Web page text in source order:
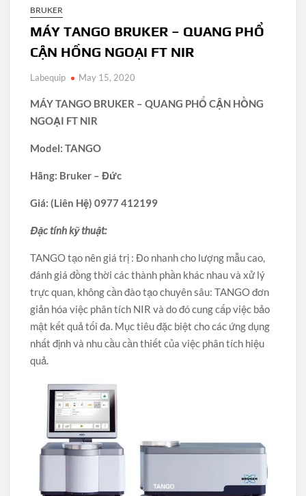
BRUKER
MÁY TANGO BRUKER – QUANG PHỔ
CẬN HỒNG NGOẠI FT NIR
Labequip May 15, 2020
MÁY TANGO BRUKER – QUANG PHỔ CẬN HỒNG
NGOẠI FT NIR
Model: TANGO
Hãng: Bruker – Đức
Giá: (Liên Hệ) 0977 412199
Đặc tính kỹ thuật:
TANGO tạo nên giá trị : Đo nhanh cho lượng mẫu cao,
đánh giá đồng thời các thành phần khác nhau và xử lý
trực quan, không cần đào tạo chuyên sâu: TANGO đơn
giản hóa việc phân tích NIR và do đó cung cấp việc bảo
mật kết quả tối đa. Mục tiêu đặc biệt cho các ứng dụng
nhất định và nhu cầu cần thiết của việc phân tích hiệu
quả.